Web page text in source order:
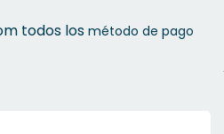
todos los método de pago